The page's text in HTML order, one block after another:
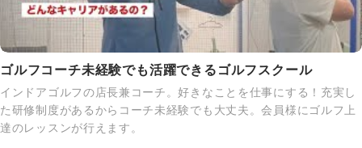
ゴルフコーチ未経験でも活躍できるゴルフスクール
インドアゴルフの店長兼コーチ。好きなことを仕事にする！充実し
た研修制度があるからコーチ未経験でも大丈夫。会員様にゴルフ上
達のレッスンが行えます。